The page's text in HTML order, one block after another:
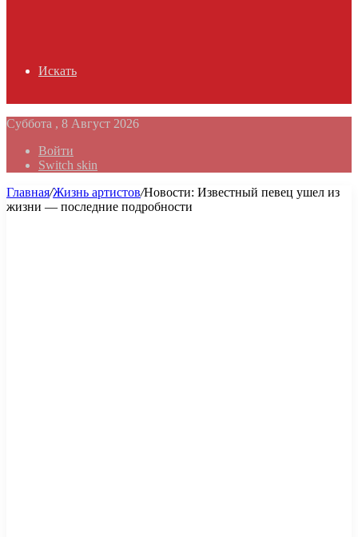
Искать
Суббота , 8 Август 2026
Войти
Switch skin
Главная/Жизнь артистов/Новости: Известный певец ушел из
жизни — последние подробности